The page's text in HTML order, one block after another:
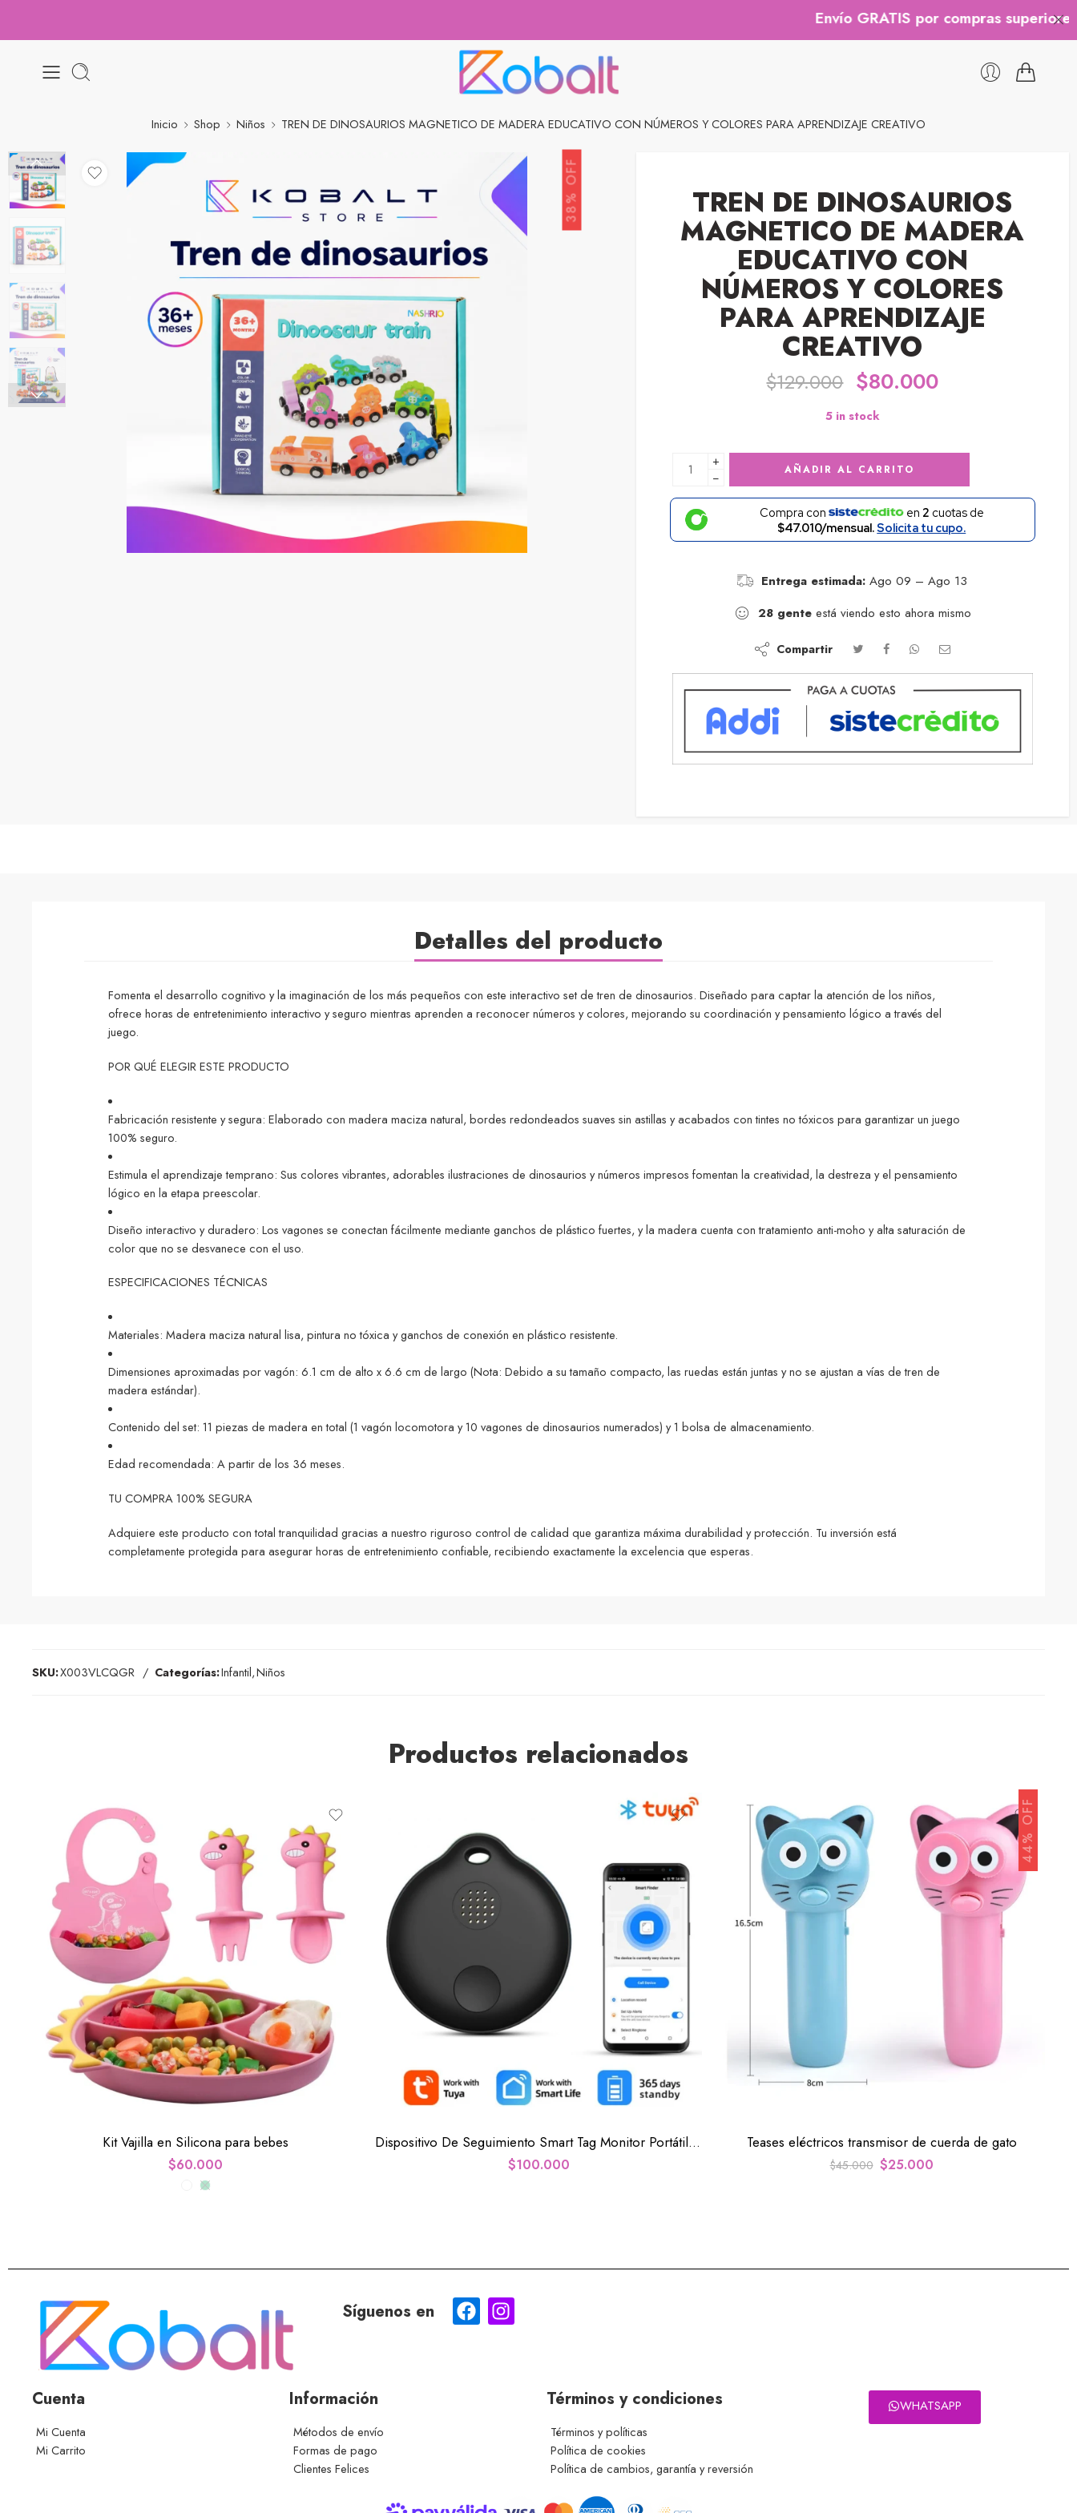
Envío GRATIS por compras superiores a
Inicio Shop Niños TREN DE DINOSAURIOS MAGNETICO DE MADERA EDUCATIVO CON NÚMEROS Y COLORES PARA APRENDIZAJE CREATIVO
38% OFF TREN DE DINOSAURIOS
MAGNETICO DE MADERA
EDUCATIVO CON
NÚMEROS Y COLORES
PARA APRENDIZAJE
CREATIVO
$129.000 $80.000
5 in stock
+
−
AÑADIR AL CARRITO
Compra con en 2 cuotas de
$47.010/mensual.Solicita tu cupo.
Entrega estimada: Ago 09 – Ago 13
28 genteestá viendo esto ahora mismo
Compartir
Detalles del producto
Fomenta el desarrollo cognitivo y la imaginación de los más pequeños con este interactivo set de tren de dinosaurios. Diseñado para captar la atención de los niños,
ofrece horas de entretenimiento interactivo y seguro mientras aprenden a reconocer números y colores, mejorando su coordinación y pensamiento lógico a través del
juego.
POR QUÉ ELEGIR ESTE PRODUCTO
Fabricación resistente y segura: Elaborado con madera maciza natural, bordes redondeados suaves sin astillas y acabados con tintes no tóxicos para garantizar un juego
100% seguro.
Estimula el aprendizaje temprano: Sus colores vibrantes, adorables ilustraciones de dinosaurios y números impresos fomentan la creatividad, la destreza y el pensamiento
lógico en la etapa preescolar.
Diseño interactivo y duradero: Los vagones se conectan fácilmente mediante ganchos de plástico fuertes, y la madera cuenta con tratamiento anti-moho y alta saturación de
color que no se desvanece con el uso.
ESPECIFICACIONES TÉCNICAS
Materiales: Madera maciza natural lisa, pintura no tóxica y ganchos de conexión en plástico resistente.
Dimensiones aproximadas por vagón: 6.1 cm de alto x 6.6 cm de largo (Nota: Debido a su tamaño compacto, las ruedas están juntas y no se ajustan a vías de tren de
madera estándar).
Contenido del set: 11 piezas de madera en total (1 vagón locomotora y 10 vagones de dinosaurios numerados) y 1 bolsa de almacenamiento.
Edad recomendada: A partir de los 36 meses.
TU COMPRA 100% SEGURA
Adquiere este producto con total tranquilidad gracias a nuestro riguroso control de calidad que garantiza máxima durabilidad y protección. Tu inversión está
completamente protegida para asegurar horas de entretenimiento confiable, recibiendo exactamente la excelencia que esperas.
SKU:X003VLCQGR Categorías:Infantil,Niños
Productos relacionados
Kit Vajilla en Silicona para bebes
$60.000
Dispositivo De Seguimiento Smart Tag Monitor Portátil GPS
$100.000
44% OFF
Teases eléctricos transmisor de cuerda de gato
$45.000 $25.000
Síguenos en
Cuenta
Mi Cuenta
Mi Carrito
Información
Métodos de envío
Formas de pago
Clientes Felices
Términos y condiciones
Términos y políticas
Política de cookies
Política de cambios, garantía y reversión
WHATSAPP